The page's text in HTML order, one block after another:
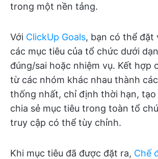
trong một nền tảng.
Với ClickUp Goals, bạn có thể đặt
các mục tiêu của tổ chức dưới
đúng/sai hoặc nhiệm vụ. Kết hợp
từ các nhóm khác nhau thành
thống nhất, chỉ định thời hạn, tạo
chia sẻ mục tiêu trong toàn tổ
truy cập có thể tùy chỉnh.
Khi mục tiêu đã được đặt ra, Chế